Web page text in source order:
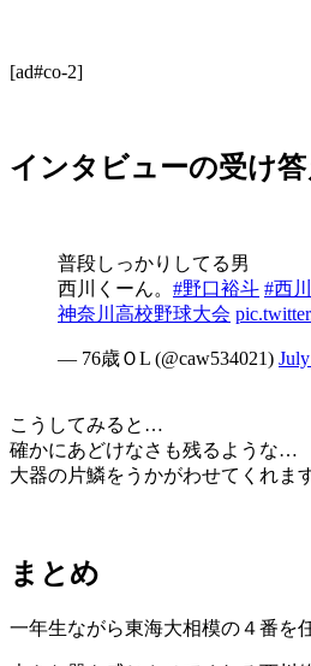
[ad#co-2]
インタビューの受け
普段しっかりしてる男
西川くーん。 #野口裕斗 #西
神奈川高校野球大会
— 76歳ＯL (@caw534021)
こうしてみると…
確かにあどけなさも残るような…
大器の片鱗をうかがわせてくれます
まとめ
一年生ながら東海大相模の４番を